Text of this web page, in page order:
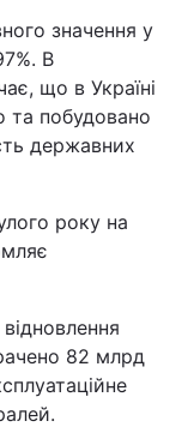
значення у
В
що в Україні
та побудовано
державних
року на
82 млрд